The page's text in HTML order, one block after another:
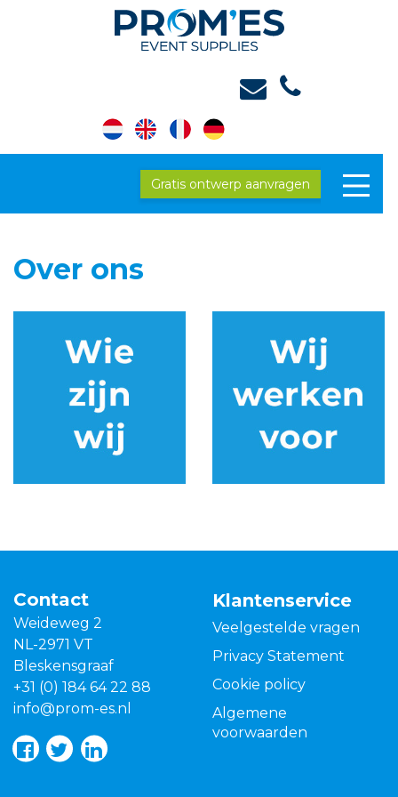
Gratis ontwerp aanvragen
Over ons
Contact
Weideweg 2
NL-2971 VT
Bleskensgraaf
+31 (0) 184 64 22 88
info@prom-es.nl
Klantenservice
Veelgestelde vragen
Privacy Statement
Cookie policy
Algemene
voorwaarden